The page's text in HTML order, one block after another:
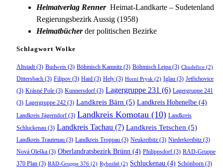
Heimatverlag Renner Heimat-Landkarte – Sudetenland
Regierungsbezirk Aussig (1958)
Heimatbücherder politischen Bezirke
Schlagwort Wolke
Altstadt(3) Budweis (3) Böhmisch Kamnitz (3) Böhmisch Leipa (3) Chudeřice (2)
Dittersbach (3) Filipov (3) Haid (3) Hely (3) Horní Prysk (2) Iglau (3) Jetřichovice
(3) Krásné Pole (3) Kunnersdorf (3) Lagergruppe 231 (6) Lagergruppe 241
(3) Lagergruppe 242 (3) Landkreis Bärn (5) Landkreis Hohenelbe (4)
Landkreis Jägerndorf (3) Landkreis Komotau (10) Landkreis
Schluckenau (3) Landkreis Tachau (7) Landkreis Tetschen (5)
Landkreis Trautenau (3) Landkreis Troppau (3) Neukreibitz (3) Niederkreibitz (3)
Nová Oleška (3) Oberlandratsbezirk Brünn (4) Philippsdorf (3) RAD-Gruppe
370 Plan (3) RAD-Gruppe 376 (2) Rybniště (2) Schluckenau (4) Schönborn (3)